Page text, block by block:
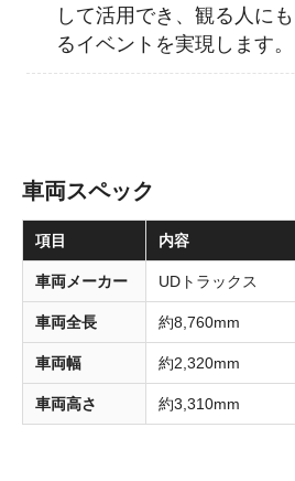
して活用でき、観る人に
るイベントを実現します。
車両スペック
項目 内容
車両メーカー UDトラックス
車両全長 約8,760mm
車両幅 約2,320mm
車両高さ 約3,310mm